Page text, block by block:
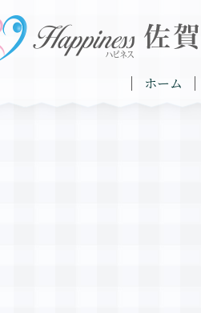
ホーム